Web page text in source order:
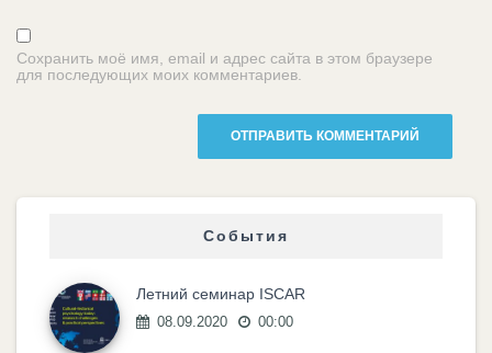
Сохранить моё имя, email и адрес сайта в этом браузере
для последующих моих комментариев.
События
Летний семинар ISCAR
08.09.2020 00:00